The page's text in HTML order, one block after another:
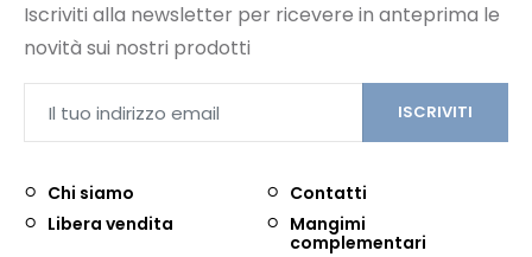
Iscriviti alla newsletter per ricevere in anteprima le
novità sui nostri prodotti
ISCRIVITI
Chi siamo
Contatti
Libera vendita
Mangimi
complementari